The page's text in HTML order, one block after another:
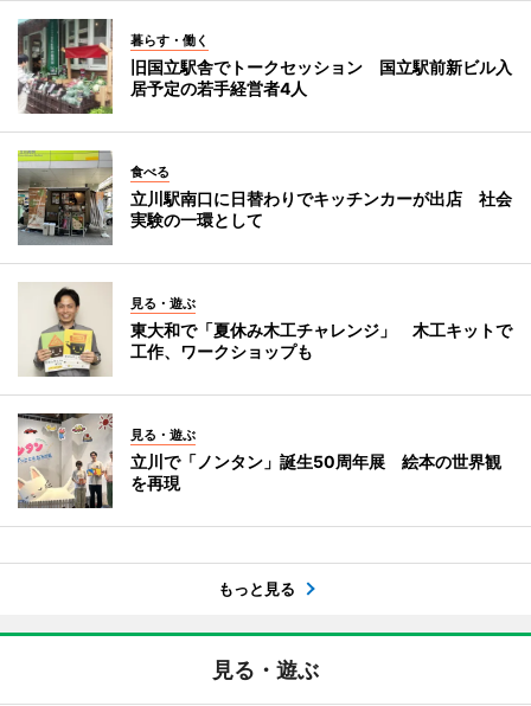
暮らす・働く
旧国立駅舎でトークセッション 国立駅前新ビル入
居予定の若手経営者4人
食べる
立川駅南口に日替わりでキッチンカーが出店 社会
実験の一環として
見る・遊ぶ
東大和で「夏休み木工チャレンジ」 木工キットで
工作、ワークショップも
見る・遊ぶ
立川で「ノンタン」誕生50周年展 絵本の世界観
を再現
もっと見る
見る・遊ぶ